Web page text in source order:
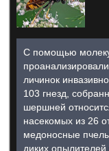
С помощью
личинок
103 гнезд,
шершней
насекомых из 26
медоносные
диких опылителей